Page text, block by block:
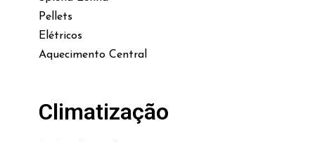
Pellets
Elétricos
Aquecimento Central
Climatização